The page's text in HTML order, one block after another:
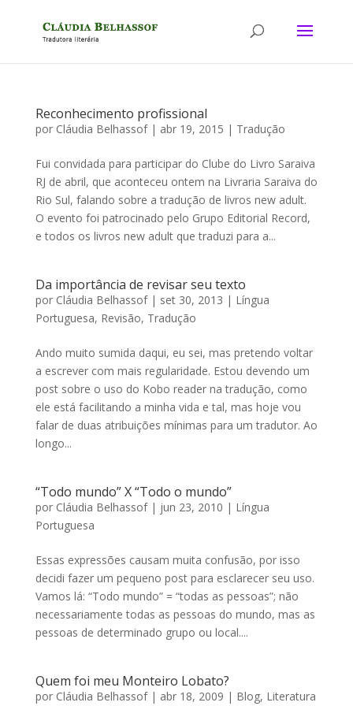
Reconhecimento profissional
por Cláudia Belhassof| abr 19, 2015 | Tradução
Fui convidada para participar do Clube do Livro Saraiva
RJ de abril, que aconteceu ontem na Livraria Saraiva do
Rio Sul, falando sobre a tradução de livros new adult.
O evento foi patrocinado pelo Grupo Editorial Record,
e todos os livros new adult que traduzi para a...
Da importância de revisar seu texto
por Cláudia Belhassof| set 30, 2013 | Língua
Portuguesa, Revisão, Tradução
Ando muito sumida daqui, eu sei, mas pretendo voltar
a escrever com mais regularidade. Estou devendo um
post sobre o uso do Kobo reader na tradução, como
ele está facilitando a minha vida e tal, mas hoje vou
falar de duas atribuições mínimas para um tradutor. Ao
longo...
“Todo mundo” X “Todo o mundo”
por Cláudia Belhassof| jun 23, 2010 | Língua
Portuguesa
Essas expressões causam muita confusão, por isso
decidi fazer um pequeno post para esclarecer seu uso.
Vamos lá: “Todo mundo” = “todas as pessoas”; não
necessariamente todas as pessoas do mundo, mas as
pessoas de determinado grupo ou local....
Quem foi meu Monteiro Lobato?
por Cláudia Belhassof| abr 18, 2009 | Blog, Literatura